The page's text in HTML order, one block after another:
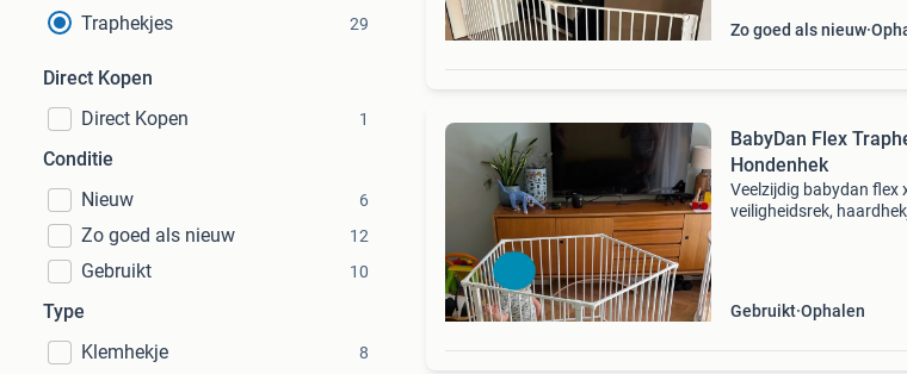
Traphekjes
29
Direct Kopen
Direct Kopen
1
Conditie
Nieuw
6
Zo goed als nieuw 12
Gebruikt 10
Type
Klemhekje
8
Zo goed als nieuw
BabyDan Flex
Hondenhek
Veelzijdig babydan flex
veiligheidsrek,
Gebruikt Ophalen